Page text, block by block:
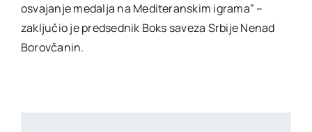
osvajanje medalja na Mediteranskim igrama” –
zaključio je predsednik Boks saveza Srbije Nenad
Borovčanin.